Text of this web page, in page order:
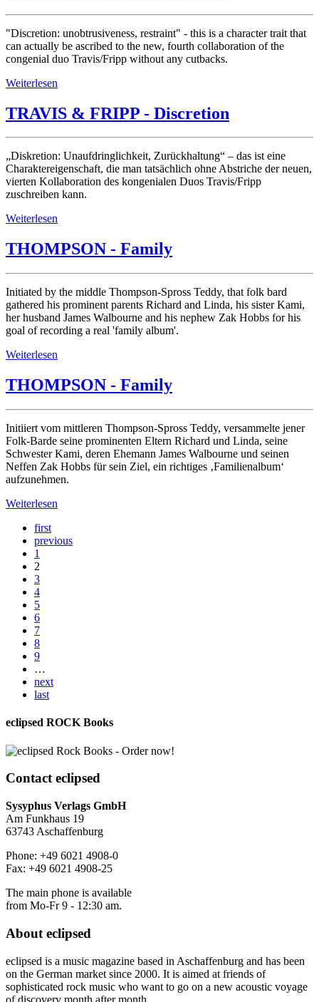
"Discretion: unobtrusiveness, restraint" - this is a character trait that
can actually be ascribed to the new, fourth collaboration of the
congenial duo Travis/Fripp without any cutbacks.
Weiterlesen
TRAVIS & FRIPP - Discretion
„Diskretion: Unaufdringlichkeit, Zurückhaltung“ – das ist eine
Charaktereigenschaft, die man tatsächlich ohne Abstriche der neuen,
vierten Kollaboration des kongenialen Duos Travis/Fripp
zuschreiben kann.
Weiterlesen
THOMPSON - Family
Initiated by the middle Thompson-Spross Teddy, that folk bard
gathered his prominent parents Richard and Linda, his sister Kami,
her husband James Walbourne and his nephew Zak Hobbs for his
goal of recording a real 'family album'.
Weiterlesen
THOMPSON - Family
Initiiert vom mittleren Thompson-Spross Teddy, versammelte jener
Folk-Barde seine prominenten Eltern Richard und Linda, seine
Schwester Kami, deren Ehemann James Walbourne und seinen
Neffen Zak Hobbs für sein Ziel, ein richtiges ‚Familienalbum‘
aufzunehmen.
Weiterlesen
first
previous
1
2
3
4
5
6
7
8
9
…
next
last
eclipsed ROCK Books
Contacteclipsed
Sysyphus Verlags GmbH
Am Funkhaus 19
63743 Aschaffenburg
Phone: +49 6021 4908-0
Fax: +49 6021 4908-25
The main phone is available
from Mo-Fr 9 - 12:30 am.
About eclipsed
eclipsed is a music magazine based in Aschaffenburg and has been
on the German market since 2000. It is aimed at friends of
sophisticated rock music who want to go on a new acoustic voyage
of discovery month after month.